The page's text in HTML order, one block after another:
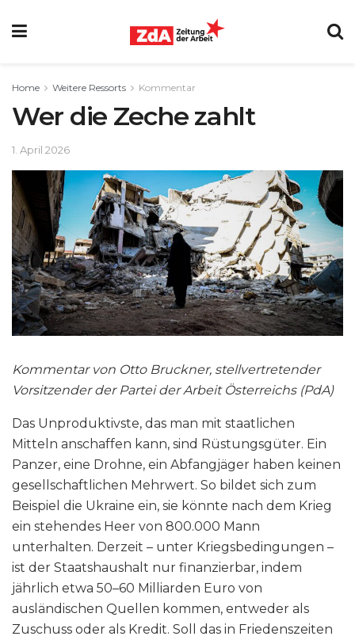
Home Weitere Ressorts Kommentar
Wer die Zeche zahlt
1. April 2026
Kommentar von Otto Bruckner, stellvertretender
Vorsitzender der Partei der Arbeit Österreichs (PdA)
Das Unproduktivste, das man mit staatlichen
Mitteln anschaffen kann, sind Rüstungsgüter. Ein
Panzer, eine Drohne, ein Abfangjäger haben keinen
gesellschaftlichen Mehrwert. So bildet sich zum
Beispiel die Ukraine ein, sie könnte nach dem Krieg
ein stehendes Heer von 800.000 Mann
unterhalten. Derzeit – unter Kriegsbedingungen –
ist der Staatshaushalt nur finanzierbar, indem
jährlich etwa 50–60 Milliarden Euro von
ausländischen Quellen kommen, entweder als
Zuschuss oder als Kredit. Soll das in Friedenszeiten